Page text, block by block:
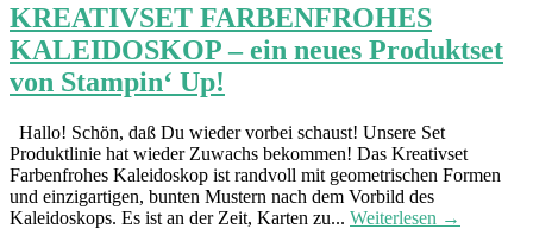
KREATIVSET FARBENFROHES
KALEIDOSKOP – ein neues Produktset
von Stampin‘ Up!
Hallo! Schön, daß Du wieder vorbei schaust! Unsere Set
Produktlinie hat wieder Zuwachs bekommen! Das Kreativset
Farbenfrohes Kaleidoskop ist randvoll mit geometrischen Formen
und einzigartigen, bunten Mustern nach dem Vorbild des
Kaleidoskops. Es ist an der Zeit, Karten zu... Weiterlesen →